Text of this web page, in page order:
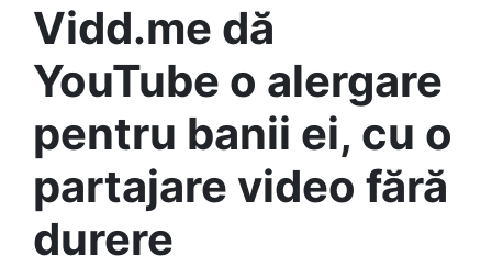
Vidd.me dă
YouTube o alergare
pentru banii ei, cu o
partajare video fără
durere